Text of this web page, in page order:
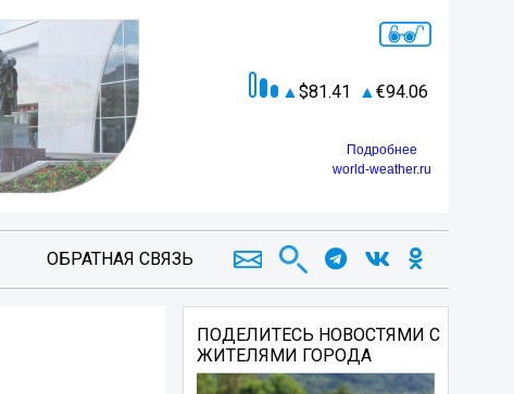
81.41 94.06
Подробнее
world-weather.ru
ОБРАТНАЯ СВЯЗЬ
ПОДЕЛИТЕСЬ НОВОСТЯМИ С
ЖИТЕЛЯМИ ГОРОДА